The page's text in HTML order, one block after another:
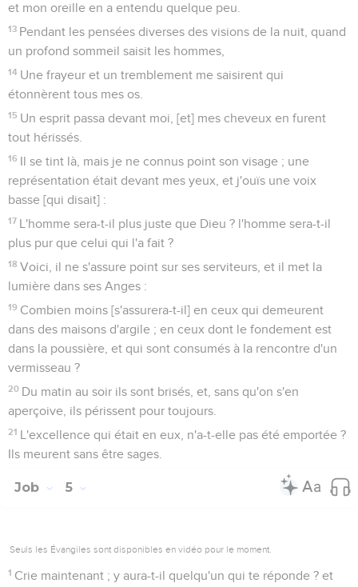
et mon oreille en a entendu quelque peu.
13 Pendant les pensées diverses des visions de la nuit, quand
un profond sommeil saisit les hommes,
14 Une frayeur et un tremblement me saisirent qui
étonnèrent tous mes os.
15 Un esprit passa devant moi, [et] mes cheveux en furent
tout hérissés.
16 Il se tint là, mais je ne connus point son visage ; une
représentation était devant mes yeux, et j'ouïs une voix
basse [qui disait] :
17 L'homme sera-t-il plus juste que Dieu ? l'homme sera-t-il
plus pur que celui qui l'a fait ?
18 Voici, il ne s'assure point sur ses serviteurs, et il met la
lumière dans ses Anges :
19 Combien moins [s'assurera-t-il] en ceux qui demeurent
dans des maisons d'argile ; en ceux dont le fondement est
dans la poussière, et qui sont consumés à la rencontre d'un
vermisseau ?
20 Du matin au soir ils sont brisés, et, sans qu'on s'en
aperçoive, ils périssent pour toujours.
21 L'excellence qui était en eux, n'a-t-elle pas été emportée ?
Ils meurent sans être sages.
Job 5
Seuls les Évangiles sont disponibles en vidéo pour le moment.
1 Crie maintenant ; y aura-t-il quelqu'un qui te réponde ? et